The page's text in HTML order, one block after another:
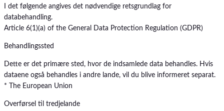
I det følgende angives det nødvendige retsgrundlag for
databehandling.
Article 6(1)(a) of the General Data Protection Regulation (GDPR)
Behandlingssted
Dette er det primære sted, hvor de indsamlede data behandles. Hvis
dataene også behandles i andre lande, vil du blive informeret separat.
* The European Union
Overførsel til tredjelande